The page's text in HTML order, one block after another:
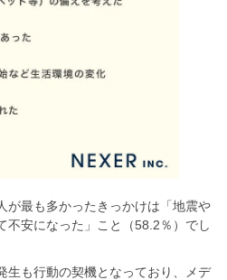
が最も多かったきっかけは「地震や
不安になった」こと（58.2％）でし
生も行動の契機となっており、メデ